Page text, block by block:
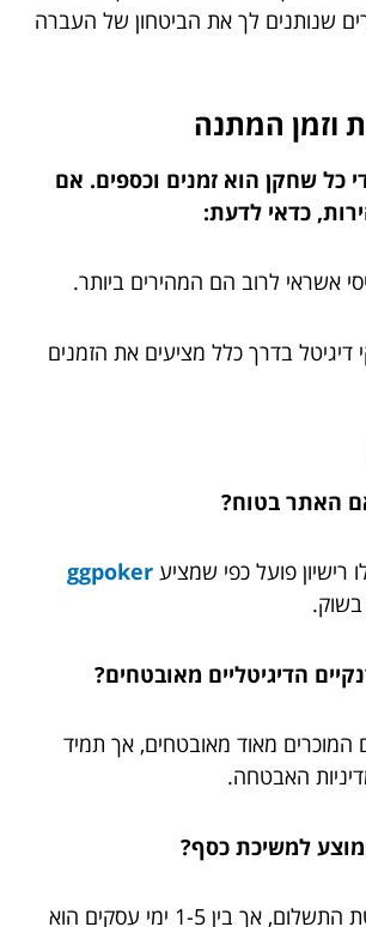
שנותנים לך את הביטחון של העברה
וזמן המתנה
כל שחקן הוא זמנים וכספים. אם
כדאי לדעת:
אשראי לרוב הם המהירים ביותר.
דיגיטל בדרך כלל מציעים את הזמנים
רישיון פועל כפי שמציע ggpoker
המוכרים מאוד מאובטחים, אך תמיד
האבטחה.
– זה תלוי בשיטת התשלום, אך בין 1-5 ימי עסקים הוא